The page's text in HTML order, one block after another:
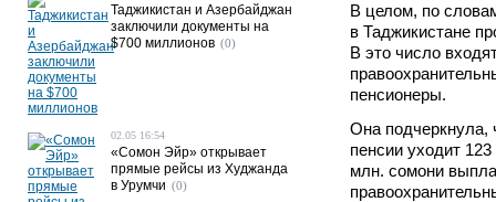
В целом, по
в Таджикистане
В это число
пенсионеры.
Она подчеркнула,
пенсии уходит
млн. сомони
Таджикистан и Азербайджан
заключили документы на
$700 миллионов (0)
02.05 16:54
«Сомон Эйр» открывает
прямые рейсы из Худжанда
в Урумчи (0)